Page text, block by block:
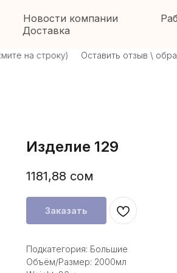
Новости компании
Доставка
на строку) Оставить отзыв \
Изделие 129
1181,88 сом
Заказать
Подкатегория: Большие
Объём/Размер: 2000мл